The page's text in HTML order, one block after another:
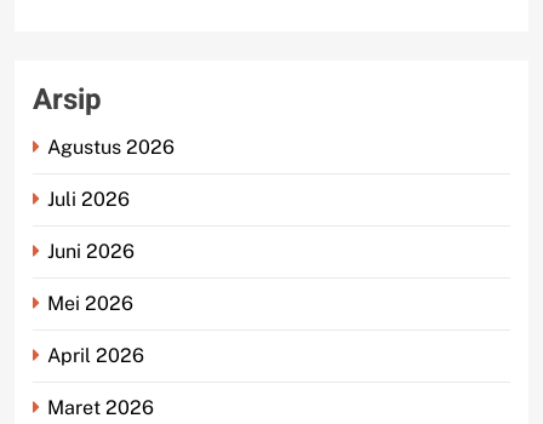
Arsip
Agustus 2026
Juli 2026
Juni 2026
Mei 2026
April 2026
Maret 2026